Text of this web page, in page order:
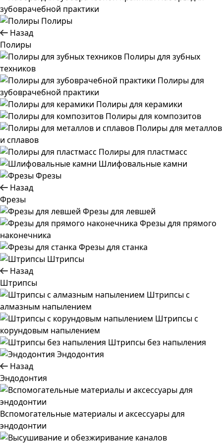
зубоврачебной практики
Полиры
Назад
Полиры
Полиры для зубных
техников
Полиры для
зубоврачебной практики
Полиры для керамики
Полиры для композитов
Полиры для металлов
и сплавов
Полиры для пластмасс
Шлифовальные камни
Фрезы
Назад
Фрезы
Фрезы для левшей
Фрезы для прямого
наконечника
Фрезы для станка
Штрипсы
Назад
Штрипсы
Штрипсы c
алмазным напылением
Штрипсы c
корундовым напылением
Штрипсы без напыления
Эндодонтия
Назад
Эндодонтия
Вспомогательные материалы и аксессуары для
эндодонтии